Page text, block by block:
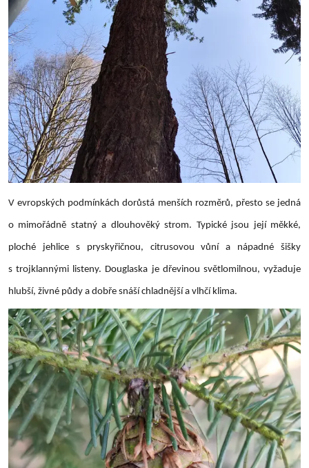
V evropských podmínkách dorůstá menších rozměrů, přesto se jedná
o mimořádně statný a dlouhověký strom. Typické jsou její měkké,
ploché jehlice s pryskyřičnou, citrusovou vůní a nápadné šišky
s trojklannými listeny. Douglaska je dřevinou světlomilnou, vyžaduje
hlubší, živné půdy a dobře snáší chladnější a vlhčí klima.